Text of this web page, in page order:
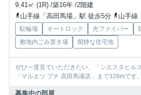
9.41㎡ (1R) /築16年 /2階建
山手線「高田馬場」駅 徒歩5分
山手線
駐輪場 オートロック 光ファイバー
敷地内ごみ置き場
閑静な住宅地
ぜひ一度見ていただきたい、「シエスタヒル
「マルエツ プチ 高田馬場店」まで328mです
募集中の部屋